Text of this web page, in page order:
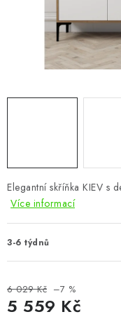
DOPLŇKY A
VÝPRODEJ
Kontakty
Elegantní skříňka KIEV s
Více informací
3-6 týdnů
6 029 Kč –7 %
5 559 Kč